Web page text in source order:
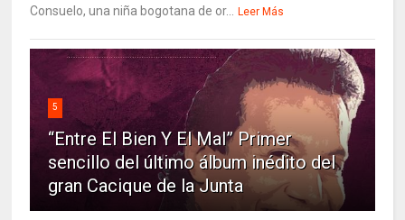
Consuelo, una niña bogotana de or...
Leer Más
5
“Entre El Bien Y El Mal” Primer
sencillo del último álbum inédito del
gran Cacique de la Junta